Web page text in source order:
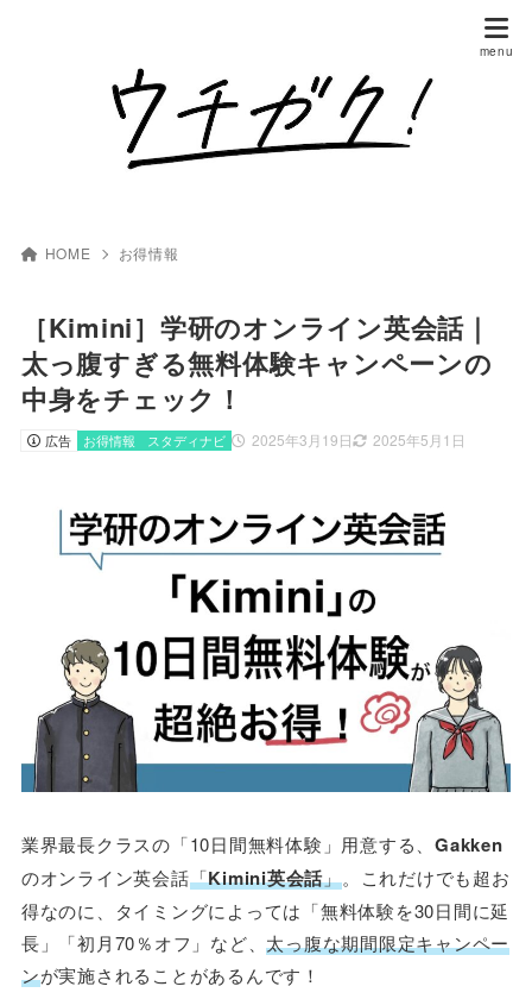
HOME お得情報
［Kimini］学研のオンライン英会話｜
太っ腹すぎる無料体験キャンペーンの
中身をチェック！
広告 2025年3月19日 2025年5月1日
お得情報 スタディナビ
業界最長クラスの「10日間無料体験」用意する、Gakken
のオンライン英会話「Kimini英会話」。これだけでも超お
得なのに、タイミングによっては「無料体験を30日間に延
長」「初月70％オフ」など、太っ腹な期間限定キャンペー
ンが実施されることがあるんです！